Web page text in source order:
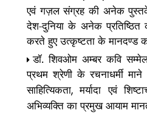
एवं गज़ल संग्रह की अनेक
देश-दुनिया के अनेक प्रतिष्ठित
करते हुए उत्‍कृष्‍टता के मानदण्‍ड
डॉ. शिवओम अम्‍बर कवि
प्रथम श्रेणी के रचनाधर्मी
साहित्यिकता,मर्यादा एवं
अभिव्‍यक्ति का प्रमुख आयाम